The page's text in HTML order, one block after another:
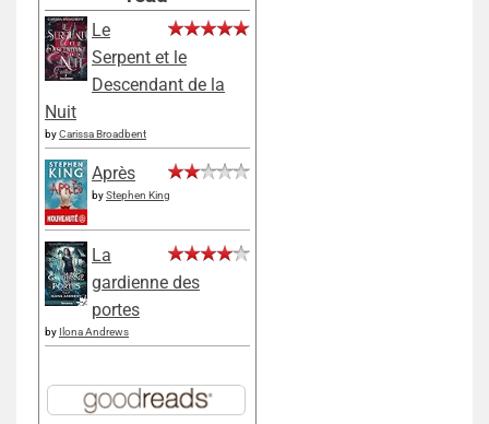
Le
Serpent et le
Descendant de la
Nuit
byCarissa Broadbent
Après
byStephen King
La
gardienne des
portes
by Ilona Andrews